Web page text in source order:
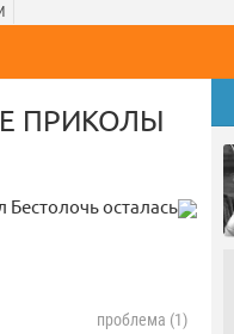
ПРИКОЛЫ
осталась
проблема (1)